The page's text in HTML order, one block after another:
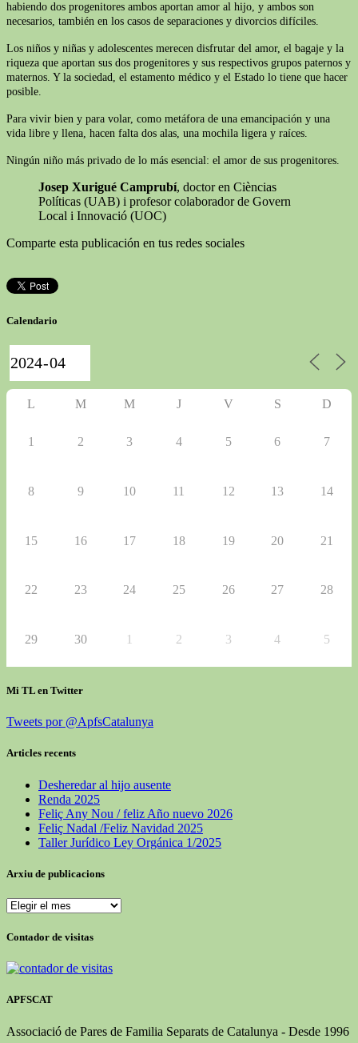
habiendo dos progenitores ambos aportan amor al hijo, y ambos son
necesarios, también en los casos de separaciones y divorcios difíciles.
Los niños y niñas y adolescentes merecen disfrutar del amor, el bagaje y la
riqueza que aportan sus dos progenitores y sus respectivos grupos paternos y
maternos. Y la sociedad, el estamento médico y el Estado lo tiene que hacer
posible.
Para vivir bien y para volar, como metáfora de una emancipación y una
vida libre y llena, hacen falta dos alas, una mochila ligera y raíces.
Ningún niño más privado de lo más esencial: el amor de sus progenitores.
Josep Xurigué Camprubí, doctor en Cièncias
Políticas (UAB) i profesor colaborador de Govern
Local i Innovació (UOC)
Comparte esta publicación en tus redes sociales
Calendario
L M M J V S D
1 2 3 4 5 6 7
8 9 10 11 12 13 14
15 16 17 18 19 20 21
22 23 24 25 26 27 28
29 30 1 2 3 4 5
Mi TL en Twitter
Tweets por @ApfsCatalunya
Articles recents
Desheredar al hijo ausente
Renda 2025
Feliç Any Nou / feliz Año nuevo 2026
Feliç Nadal /Feliz Navidad 2025
Taller Jurídico Ley Orgánica 1/2025
Arxiu de publicacions
Arxiu
publicacions
Contador de visitas
APFSCAT
Associació de Pares de Familia Separats de Catalunya - Desde 1996